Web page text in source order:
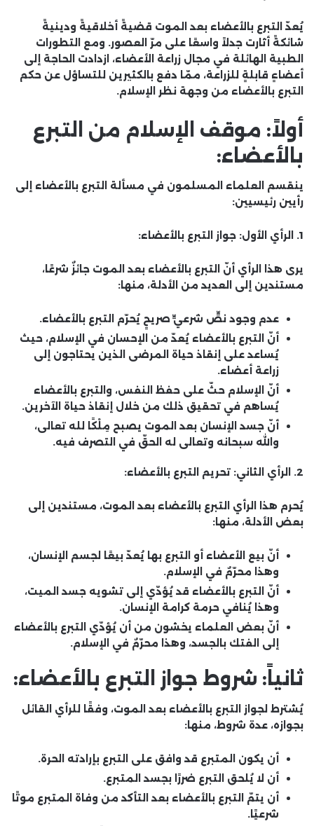
يُعدّ التبرع بالأعضاء بعد الموت قضيةً أخلاقيةً ودينيةً
شائكةً أثارت جدلاً واسعًا على مرّ العصور. ومع التطورات
الطبية الهائلة في مجال زراعة الأعضاء، ازدادت الحاجة إلى
أعضاءٍ قابلةٍ للزراعة، ممّا دفع بالكثيرين للتساؤل عن حكم
التبرع بالأعضاء من وجهة نظر الإسلام.
أولاً: موقف الإسلام من التبرع
بالأعضاء:
ينقسم العلماء المسلمون في مسألة التبرع بالأعضاء إلى
رأيين رئيسيين:
1. الرأي الأول: جواز التبرع بالأعضاء:
يرى هذا الرأي أنّ التبرع بالأعضاء بعد الموت جائزٌ شرعًا،
مستندين إلى العديد من الأدلة، منها:
عدم وجود نصٍّ شرعيٍّ صريحٍ يُحرّم التبرع بالأعضاء.
أنّ التبرع بالأعضاء يُعدّ من الإحسان في الإسلام، حيث
يُساعد على إنقاذ حياة المرضى الذين يحتاجون إلى
زراعة أعضاء.
أنّ الإسلام حثّ على حفظ النفس، والتبرع بالأعضاء
يُساهم في تحقيق ذلك من خلال إنقاذ حياة الآخرين.
أنّ جسد الإنسان بعد الموت يصبح مِلْكًا لله تعالى،
والله سبحانه وتعالى له الحقّ في التصرف فيه.
2. الرأي الثاني: تحريم التبرع بالأعضاء:
يُحرم هذا الرأي التبرع بالأعضاء بعد الموت، مستندين إلى
بعض الأدلة، منها:
أنّ بيع الأعضاء أو التبرع بها يُعدّ بيعًا لجسم الإنسان،
وهذا محرّمٌ في الإسلام.
أنّ التبرع بالأعضاء قد يُؤدّي إلى تشويه جسد الميت،
وهذا يُنافي حرمة كرامة الإنسان.
أنّ بعض العلماء يخشون من أن يُؤدّي التبرع بالأعضاء
إلى الفتك بالجسد، وهذا محرّمٌ في الإسلام.
ثانياً: شروط جواز التبرع بالأعضاء:
يُشترط لجواز التبرع بالأعضاء بعد الموت، وفقًا للرأي القائل
بجوازه، عدة شروط، منها:
أن يكون المتبرع قد وافق على التبرع بإرادته الحرة.
أن لا يُلحق التبرع ضررًا بجسد المتبرع.
أن يتمّ التبرع بالأعضاء بعد التأكد من وفاة المتبرع موتًا
شرعيًا.